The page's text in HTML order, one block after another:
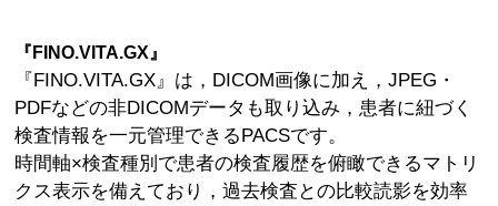
『FINO.VITA.GX』
『FINO.VITA.GX』は，DICOM画像に加え，JPEG・
PDFなどの非DICOMデータも取り込み，患者に紐づく
検査情報を一元管理できるPACSです。
時間軸×検査種別で患者の検査履歴を俯瞰できるマトリ
クス表示を備えており，過去検査との比較読影を効率